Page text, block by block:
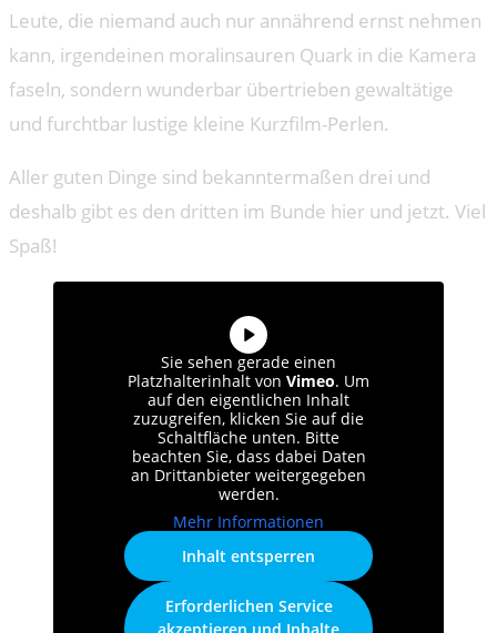
Leute, die niemand auch nur annährend ernst nehmen
kann, irgendeinen moralinsauren Quark in die Kamera
faseln, sondern wunderbar übertrieben gewaltätige
und furchtbar lustige kleine Kurzfilm-Perlen.
Aller guten Dinge sind bekanntermaßen drei und
deshalb gibt es den dritten im Bunde hier und jetzt. Viel
Spaß!
Sie sehen gerade einen
Platzhalterinhalt von Vimeo. Um
auf den eigentlichen Inhalt
zuzugreifen, klicken Sie auf die
Schaltfläche unten. Bitte
beachten Sie, dass dabei Daten
an Drittanbieter weitergegeben
werden.
Mehr Informationen
Inhalt entsperren
Erforderlichen Service